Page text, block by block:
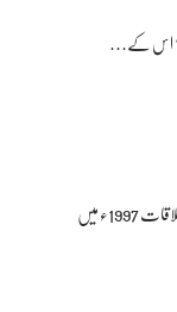
اس کے…
امیرالعظیم صاحب سے میری پہلی ملاقات 1997ء میں